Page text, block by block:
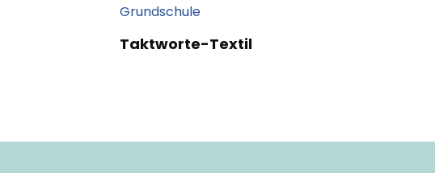
Taktworte-Textil